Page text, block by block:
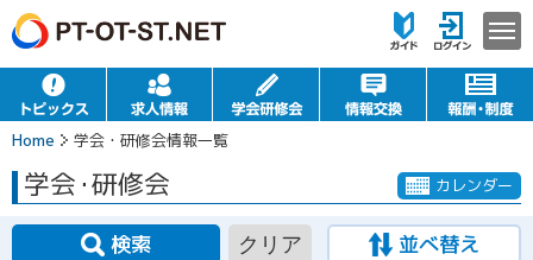
Home 学会・研修会情報一覧
学会・研修会 カレンダー
検索 クリア 並べ替え